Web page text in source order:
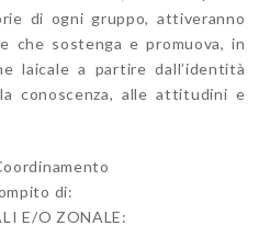
di ogni gruppo, attiveranno
che sostenga e promuova, in
laicale a partire dall’identità
conoscenza, alle attitudini e
di:
E/O ZONALE: